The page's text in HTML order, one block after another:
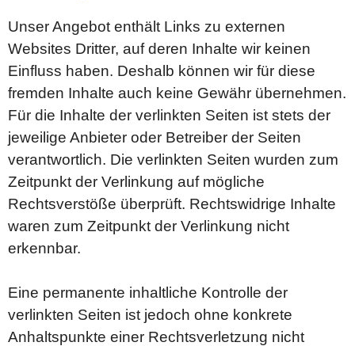
Unser Angebot enthält Links zu externen
Websites Dritter, auf deren Inhalte wir keinen
Einfluss haben. Deshalb können wir für diese
fremden Inhalte auch keine Gewähr übernehmen.
Für die Inhalte der verlinkten Seiten ist stets der
jeweilige Anbieter oder Betreiber der Seiten
verantwortlich. Die verlinkten Seiten wurden zum
Zeitpunkt der Verlinkung auf mögliche
Rechtsverstöße überprüft. Rechtswidrige Inhalte
waren zum Zeitpunkt der Verlinkung nicht
erkennbar.
Eine permanente inhaltliche Kontrolle der
verlinkten Seiten ist jedoch ohne konkrete
Anhaltspunkte einer Rechtsverletzung nicht